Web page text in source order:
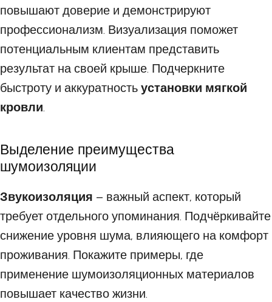
повышают доверие и демонстрируют
профессионализм. Визуализация поможет
потенциальным клиентам представить
результат на своей крыше. Подчеркните
быстроту и аккуратность установки мягкой
кровли.
Выделение преимущества
шумоизоляции
Звукоизоляция – важный аспект, который
требует отдельного упоминания. Подчёркивайте
снижение уровня шума, влияющего на комфорт
проживания. Покажите примеры, где
применение шумоизоляционных материалов
повышает качество жизни.